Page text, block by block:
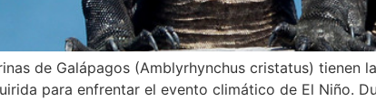
de Galápagos (Amblyrhynchus cristatus)
para enfrentar el evento climático de El Niño.